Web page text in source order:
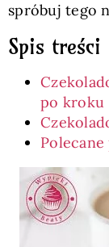
spróbuj tego
Spis treści
po kroku